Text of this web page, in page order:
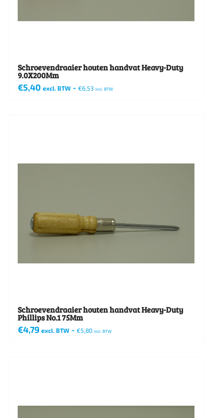
Schroevendraaier houten handvat Heavy-Duty
9.0X200Mm
€5,40 excl. BTW - €6,53 incl. BTW
Schroevendraaier houten handvat Heavy-Duty
Phillips No.1 75Mm
€4,79 excl. BTW - €5,80 incl. BTW